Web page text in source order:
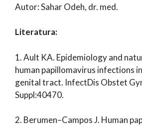
Autor: Sahar Odeh, dr. med.
Literatura:
1. Ault KA. Epidemiology and
human papillomavirus infections
genital tract. InfectDis Obstet
Suppl:40470.
2. Berumen–Campos J. Human